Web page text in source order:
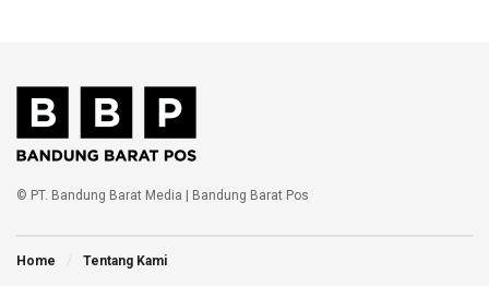
© PT. Bandung Barat Media | Bandung Barat Pos
Home Tentang Kami